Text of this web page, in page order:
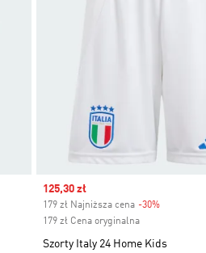
Sale price
125,30 zł
179 zł Najniższa cena -30%
179 zł Cena oryginalna
Szorty Italy 24 Home Kids